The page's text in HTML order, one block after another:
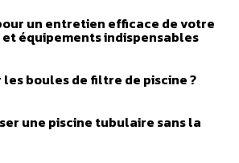
un entretien efficace de votre
et équipements indispensables
boules de filtre de piscine ?
une piscine tubulaire sans la